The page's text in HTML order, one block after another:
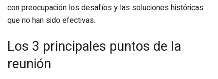
con preocupación los desafíos y las soluciones históricas
que no han sido efectivas.
Los 3 principales puntos de la
reunión